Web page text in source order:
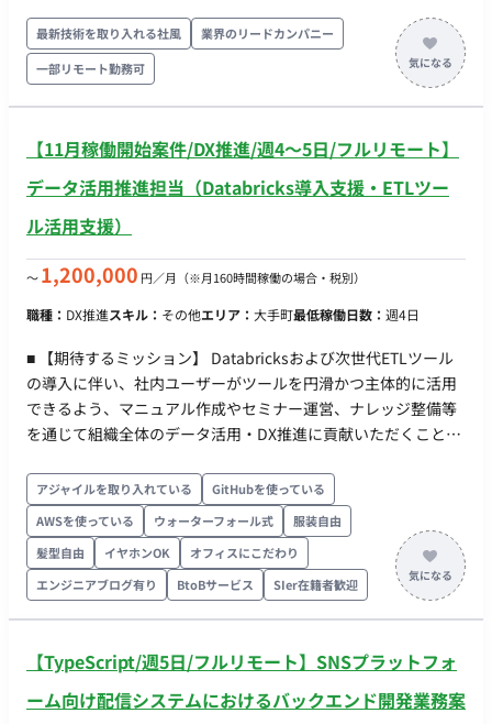
（要件定義〜設計・開発・導入）の長期継続参画の可能性が非
常に高い案件です。 ■案件の魅力（会社について・サービスに
ついて） 最上流の経験：システムの刷新が決定する「RFP作
成・ベンダー選定」という、プロジェクトの命運を握る最上流
ル：現在、多くの大企業で課題となっている「レガシー
ERP（OracleEBS）からクラウドへの移行」のノウハウを実践
レベルで獲得・証明できます。 裁量の大きさ：コンサルティン
グファームの管理職クラスとしての動きが求められるため、自
身の知見を活かしてプロジェクトをハンドリングする高い裁量
権があります。 ■働き方 ・2026年8月開始(相談可) ・週5日×8
時間、平日日中の稼働 ・都内常駐
ミッションです。 ■業務内容・担当工程 ・クライアントの業務
理解、潜在課題の特定、およびAX戦略と導入ロードマップの策
定 ・案件獲得に向けた提案書作成、顧客へのプレゼンテーショ
ン（営業同行含む） ・PRD、要件定義書、仕様書の作成、およ
ジュール、品質、コスト管理） ・継続、拡大案件に繋げるため
の顧客折衝、リレーション構築 ・生成AIの技術検証やプロンプ
書やプロジェクト進捗レポートの作成 ・自社組織の拡大に向け
た要件定義プロセスの型化、若手メンバーの育成支援 担当工
程：【要件定義・設計・テスト・保守運用】 ■働き方 ・稼働
量：週5日 ・リモート稼働：一部リモート（基本出社、1か月経
最新技術を取り入れる社風
業界のリードカンパニー
一部リモート勤務可
【11月稼働開始案件/DX推進/週4〜5日/フルリモート】
データ活用推進担当（Databricks導入支援・ETLツー
ル活用支援）
〜1,200,000 円／月 （※月160時間稼働の場合・税別）
職種： DX推進スキル： その他エリア： 大手町最低稼働日数： 週4日
■ 【期待するミッション】 Databricksおよび次世代ETLツール
の導入に伴い、社内ユーザーがツールを円滑かつ主体的に活用
できるよう、マニュアル作成やセミナー運営、ナレッジ整備等
を通じて組織全体のデータ活用・DX推進に貢献いただくことが
の支援業務を担当いただきます。 【運用マニュアル作成・セミ
ナー企画/運営・問い合わせ対応支援】 ・Databricksおよび新
ETLツール（Alteryx Designer/KNIME等）の活用支援 ・利用手
順書・運用マニュアルの作成 ・FAQ・ナレッジの整備 ・セミナ
ー資料・ハンズオンコンテンツの作成 ・セミナーおよび利用者
詳細確認中 ■ 【開発環境】 ・プログラミング： ・FW：
Databricks, Alteryx, KNIME ・DB： ・インフラ： ■ 【働き方】
・稼働量：週4〜5日（月140時間以上） ・リモート稼働：フル
アジャイルを取り入れている
GitHubを使っている
AWSを使っている
ウォーターフォール式
服装自由
髪型自由
イヤホンOK
オフィスにこだわり
エンジニアブログ有り
BtoBサービス SIer在籍者歓迎
【TypeScript/週5日/フルリモート】SNSプラットフォ
ーム向け配信システムにおけるバックエンド開発業務案